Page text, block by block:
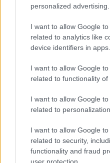
personalized advertising.
I want to allow Google
related to analytics like
device identifiers in apps.
I want to allow Google
related to functionality of
I want to allow Google
related to personalization.
I want to allow Google
related to security,
functionality and fraud
Majster roka 2026 –
vyhraj robotickú